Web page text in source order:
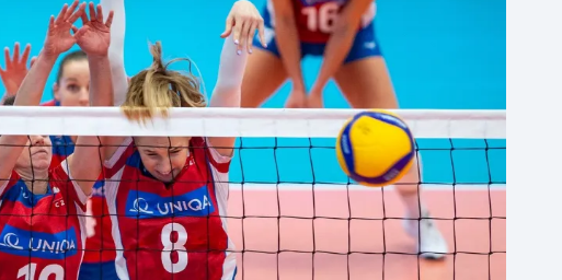
Moderní pětiboj
Motorsport
Olympijské hry
Parasport
Plavání
Plážový volejbal
Veslování
Vodní slalom
Volejbal
Ostatní